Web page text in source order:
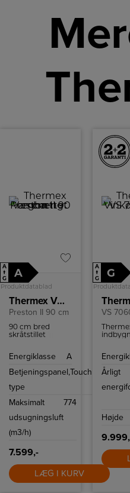
A
↑
G
A
Produktdatablad
Thermex Væghængt emhætte
Preston II 90 cm
90 cm bred
skråtstillet
rustfri stål
betjenes med
hastigheder.
Energiklasse
A
Betjeningspanel,
type
Touch
Maksimalt
udsugningsluft
(m3/h)
774
7.599,-
LÆG I KURV
A
↑
G
G
VS
ideelt
Årligt
Højde